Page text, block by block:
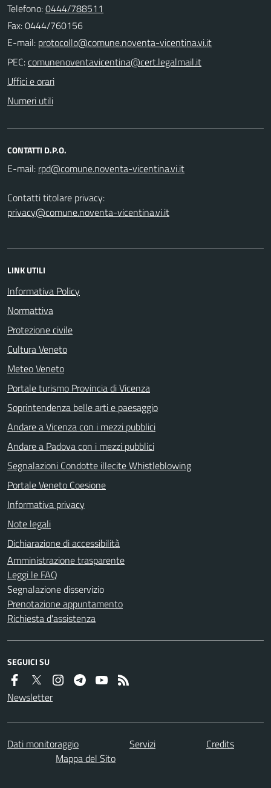
Telefono:0444/788511
Fax: 0444/760156
E-mail:
PEC:
Uffici e orari
Numeri utili
CONTATTI D.P.O.
E-mail:
Contatti titolare privacy:
privacy@comune.noventa-vicentina.vi.it
LINK UTILI
Informativa Policy
Normattiva
Protezione civile
Cultura Veneto
Meteo Veneto
Portale turismo Provincia di Vicenza
Soprintendenza belle arti e paesaggio
Andare a Vicenza con i mezzi pubblici
Andare a Padova con i mezzi pubblici
Segnalazioni Condotte illecite Whistleblowing
Portale Veneto Coesione
Informativa privacy
Note legali
Dichiarazione di accessibilità
Amministrazione trasparente
Leggi le FAQ
Segnalazione disservizio
Prenotazione appuntamento
Richiesta d'assistenza
SEGUICI SU
Newsletter
Dati monitoraggio Servizi
Credits
Mappa del Sito